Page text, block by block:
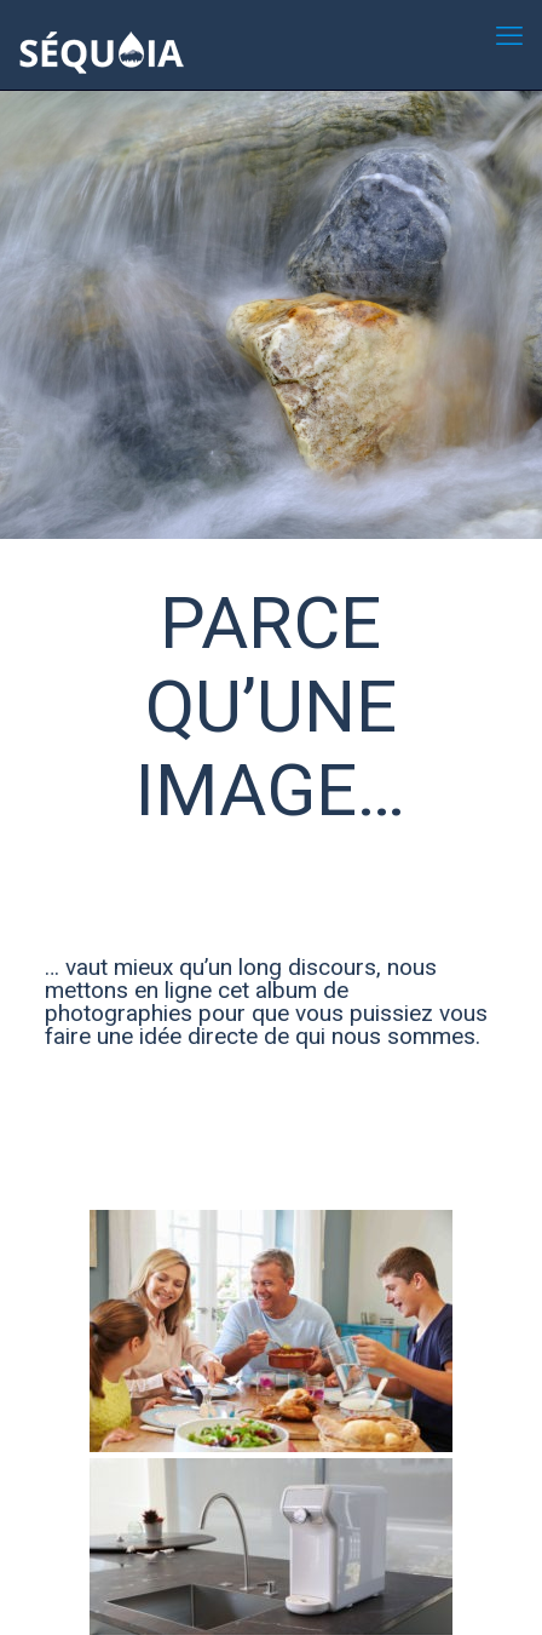
PARCE
QU’UNE
IMAGE…
… vaut mieux qu’un long discours, nous
mettons en ligne cet album de
photographies pour que vous puissiez vous
faire une idée directe de qui nous sommes.